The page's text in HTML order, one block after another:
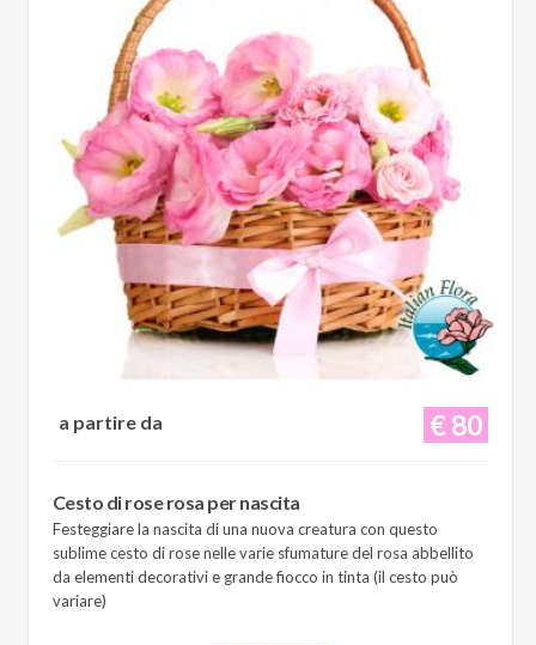
€ 80
a partire da
Cesto di rose rosa per nascita
Festeggiare la nascita di una nuova creatura con questo
sublime cesto di rose nelle varie sfumature del rosa abbellito
da elementi decorativi e grande fiocco in tinta (il cesto può
variare)